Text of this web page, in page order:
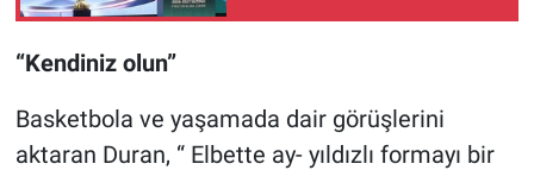
“Kendiniz olun”
Basketbola ve yaşamada dair görüşlerini
aktaran Duran, “ Elbette ay- yıldızlı formayı bir